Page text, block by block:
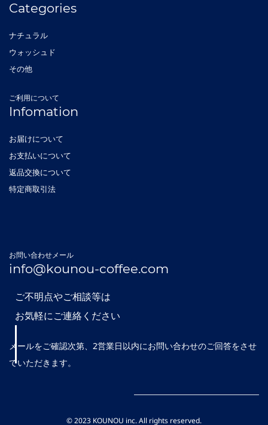
Categories
ナチュラル
ウォッシュド
その他
ご利用について
Infomation
お届けについて
お支払いについて
返品交換について
特定商取引法
お問い合わせメール
info@kounou-coffee.com
ご不明点やご相談等は
お気軽にご連絡ください
メールをご確認次第、2営業日以内にお問い合わせのご回答をさせ
ていただきます。
© 2023 KOUNOU inc. All rights reserved.